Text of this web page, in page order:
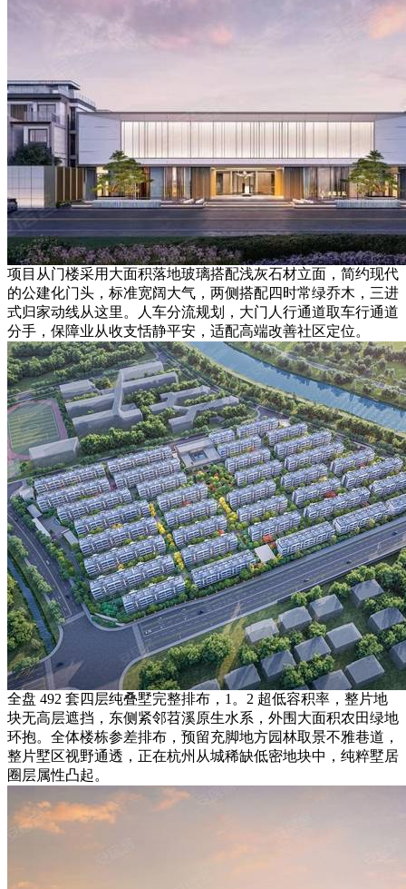
项目从门楼采用大面积落地玻璃搭配浅灰石材立面，简约现代
的公建化门头，标准宽阔大气，两侧搭配四时常绿乔木，三进
式归家动线从这里。人车分流规划，大门人行通道取车行通道
分手，保障业从收支恬静平安，适配高端改善社区定位。
全盘 492 套四层纯叠墅完整排布，1。2 超低容积率，整片地
块无高层遮挡，东侧紧邻苕溪原生水系，外围大面积农田绿地
环抱。全体楼栋参差排布，预留充脚地方园林取景不雅巷道，
整片墅区视野通透，正在杭州从城稀缺低密地块中，纯粹墅居
圈层属性凸起。